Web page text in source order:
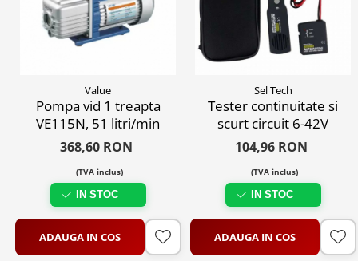
Value
Pompa vid 1 treapta
VE115N, 51 litri/min
368,60 RON
(TVA inclus)
IN STOC
ADAUGA IN COS
Sel Tech
Tester continuitate si
scurt circuit 6-42V
104,96 RON
(TVA inclus)
IN STOC
ADAUGA IN COS